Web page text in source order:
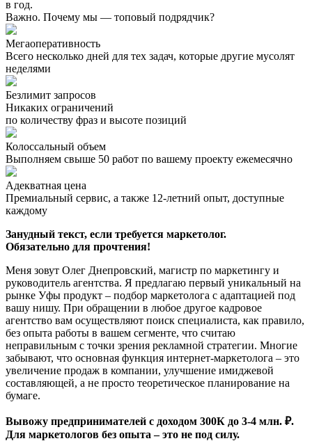
в год.
Важно. Почему мы — топовый подрядчик?
Мегаоперативность
Всего несколько дней для тех задач, которые другие мусолят
неделями
Безлимит запросов
Никаких ограничений
по количеству фраз и высоте позиций
Колоссальный объем
Выполняем свыше 50 работ по вашему проекту ежемесячно
Адекватная цена
Премиальный сервис, а также 12-летний опыт, доступные
каждому
Занудный текст, если требуется маркетолог.
Обязательно для прочтения!
Меня зовут Олег Днепровский, магистр по маркетингу и
руководитель агентства. Я предлагаю первый уникальный на
рынке Уфы продукт – подбор маркетолога с адаптацией под
вашу нишу. При обращении в любое другое кадровое
агентство вам осуществляют поиск специалиста, как правило,
без опыта работы в вашем сегменте, что считаю
неправильным с точки зрения рекламной стратегии. Многие
забывают, что основная функция интернет-маркетолога – это
увеличение продаж в компании, улучшение имиджевой
составляющей, а не просто теоретическое планирование на
бумаге.
Вывожу предпринимателей с доходом 300К до 3-4 млн. ₽.
Для маркетологов без опыта – это не под силу.